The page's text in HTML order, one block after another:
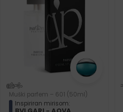
Muški parfem – 601 (50ml)
Inspiriran mirisom: